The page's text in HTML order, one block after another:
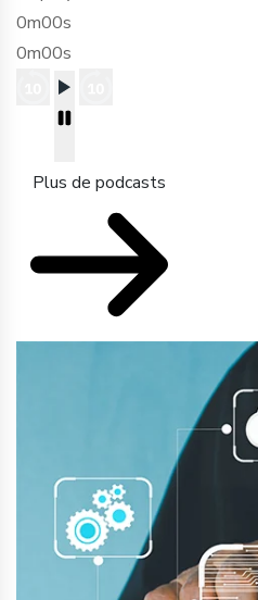
0m00s
0m00s
Plus de podcasts